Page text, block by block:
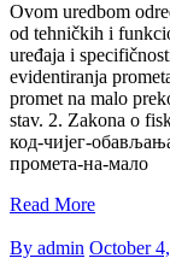
Ovom uredbom
od tehničkih i
uređaja i
evidentiranja
promet na malo
stav. 2. Zakona o
код-чијег-
промета-на-мало
Read More
By admin October